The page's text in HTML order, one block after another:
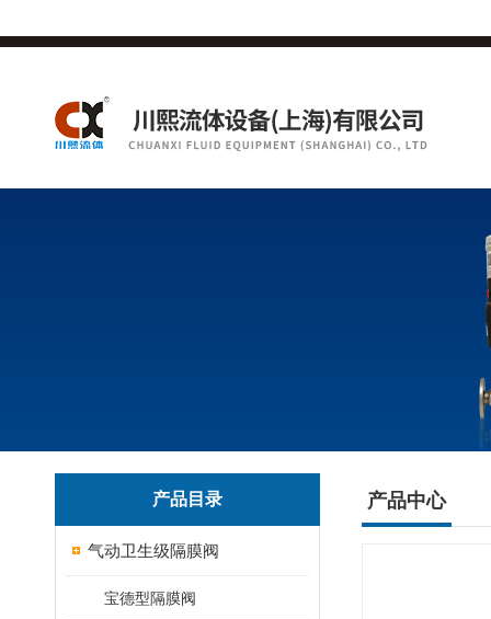
产品目录
气动卫生级隔膜阀
宝德型隔膜阀
产品中心